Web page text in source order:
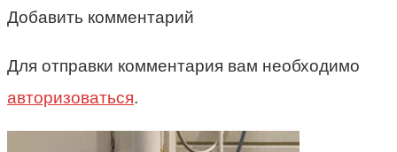
Добавить комментарий
Для отправки комментария вам необходимо
авторизоваться.